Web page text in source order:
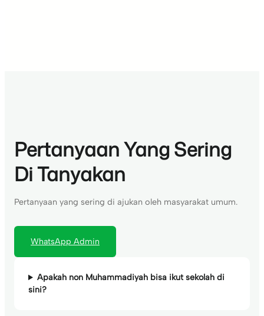
Pertanyaan Yang Sering
Di Tanyakan
Pertanyaan yang sering di ajukan oleh masyarakat umum.
WhatsApp Admin
Apakah non Muhammadiyah bisa ikut sekolah di
sini?